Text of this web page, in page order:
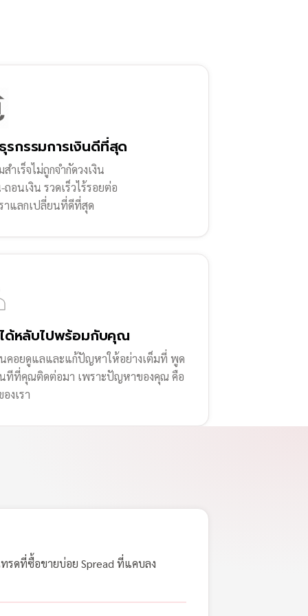
กรรมการเงินดีที่สุด
ำเร็จไม่ถูกจำกัดวงเงิน
ถอนเงิน รวดเร็วไร้รอยต่อ
าแลกเปลี่ยนที่ดีที่สุด
ได้หลับไปพร้อมกับคุณ
คอยดูแลและแก้ปัญหาให้อย่างเต็มที่ พูด
ทีที่คุณติดต่อมา เพราะปัญหาของคุณ คือ
งเรา
รดที่ซื้อขายบ่อย Spread ที่แคบลง